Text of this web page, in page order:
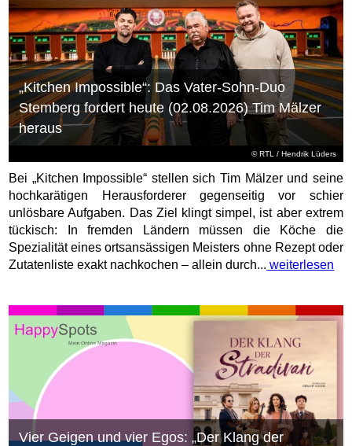
©RTL / Hendrik Lüders
„Kitchen Impossible“: Das Vater-Sohn-Duo
Stemberg fordert heute (02.08.2026) Tim Mälzer
heraus
Bei „Kitchen Impossible“ stellen sich Tim Mälzer und seine
hochkarätigen Herausforderer gegenseitig vor schier
unlösbare Aufgaben. Das Ziel klingt simpel, ist aber extrem
tückisch: In fremden Ländern müssen die Köche die
Spezialität eines ortsansässigen Meisters ohne Rezept oder
Zutatenliste exakt nachkochen – allein durch... weiterlesen
Vier Geigen und vier Egos: „Der Klang der